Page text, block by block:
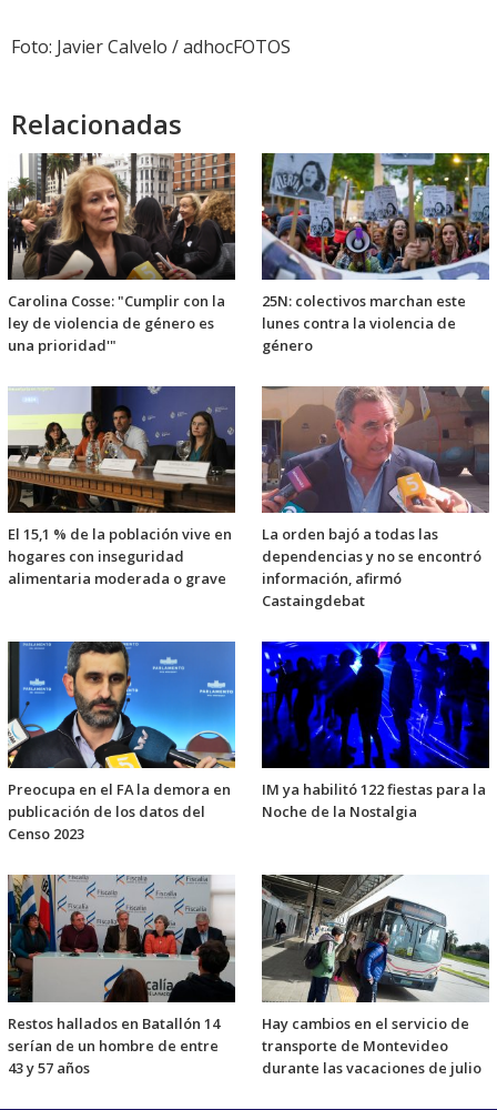
Foto: Javier Calvelo / adhocFOTOS
Relacionadas
Carolina Cosse: "Cumplir con la
ley de violencia de género es
una prioridad'"
25N: colectivos marchan este
lunes contra la violencia de
género
El 15,1 % de la población vive en
hogares con inseguridad
alimentaria moderada o grave
La orden bajó a todas las
dependencias y no se encontró
información, afirmó
Castaingdebat
Preocupa en el FA la demora en
publicación de los datos del
Censo 2023
IM ya habilitó 122 fiestas para la
Noche de la Nostalgia
Restos hallados en Batallón 14
serían de un hombre de entre
43 y 57 años
Hay cambios en el servicio de
transporte de Montevideo
durante las vacaciones de julio